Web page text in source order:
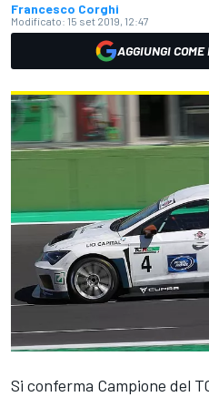
Francesco Corghi
Modificato: 15 set 2019, 12:47
AGGIUNGI
Si conferma Campione del